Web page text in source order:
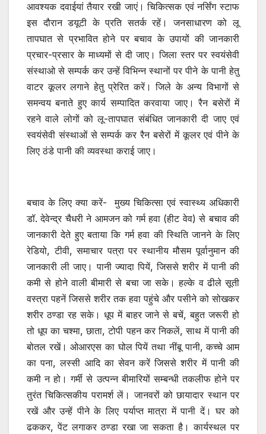
आवश्यक दवाईयां तैयार रखी जाएं। चिकित्सक एवं नर्सिंग स्टाफ
इस दौरान डयूटी के प्रति सतर्क रहें। जनसाधारण को लू
तापघात से प्रभावित होने पर बचाव के उपायों की जानकारी
प्रचार-प्रसार के माध्यमों से दी जाए। जिला स्तर पर स्वयंसेवी
संस्थाओ से सम्पर्क कर उन्हें विभिन्न स्थानों पर पीने के पानी हेतु
वाटर कूलर लगाने हेतु प्रेरित करें। जिले के अन्य विभागों से
समन्वय बनाते हुए कार्य सम्पादित करवाया जाए। रैन बसेरों में
रहने वाले लोगों को लू-तापघात संबंधित जानकारी दी जाए एवं
स्वयंसेवी संस्थाओं से सम्पर्क कर रैन बसेरों में कूलर एवं पीने के
लिए ठंडे पानी की व्यवस्था कराई जाए।
बचाव के लिए क्या करें- मुख्य चिकित्सा एवं स्वास्थ्य अधिकारी
डॉ. देवेन्द्र चैधरी ने आमजन को गर्म हवा (हीट वेव) से बचाव की
जानकारी देते हुए बताया कि गर्म हवा की स्थिति जानने के लिए
रेडियो, टीवी, समाचार पत्रा पर स्थानीय मौसम पूर्वानुमान की
जानकारी ली जाए। पानी ज्यादा पियें, जिससे शरीर में पानी की
कमी से होने वाली बीमारी से बचा जा सके। हल्के व ढीले सूती
वस्त्रा पहनें जिससे शरीर तक हवा पहुंचे और पसीने को सोखकर
शरीर ठण्डा रह सके। धूप में बाहर जाने से बचें, बहुत जरूरी हो
तो धूप का चश्मा, छाता, टोपी पहन कर निकलें, साथ में पानी की
बोतल रखें। ओआरएस का घोल पियें तथा नींबू पानी, कच्चे आम
का पना, लस्सी आदि का सेवन करें जिससे शरीर में पानी की
कमी न हो। गर्मी से उत्पन्न बीमारियों सम्बन्धी तकलीफ होने पर
तुरंत चिकित्सकीय परामर्श लें। जानवरों को छायादार स्थान पर
रखें और उन्हें पीने के लिए पर्याप्त मात्रा में पानी दें। घर को
ढककर, पेंट लगाकर ठण्डा रखा जा सकता है। कार्यस्थल पर